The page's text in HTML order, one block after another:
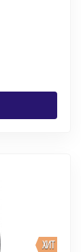
ХИТ